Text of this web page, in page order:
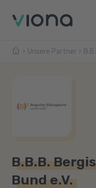
Unsere Partner
B.B.B.
Bund e.V.